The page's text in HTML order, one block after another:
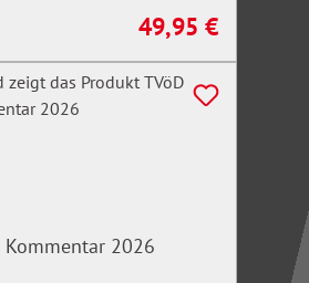
Regulärer Preis:
49,95 €
Kommentar 2026